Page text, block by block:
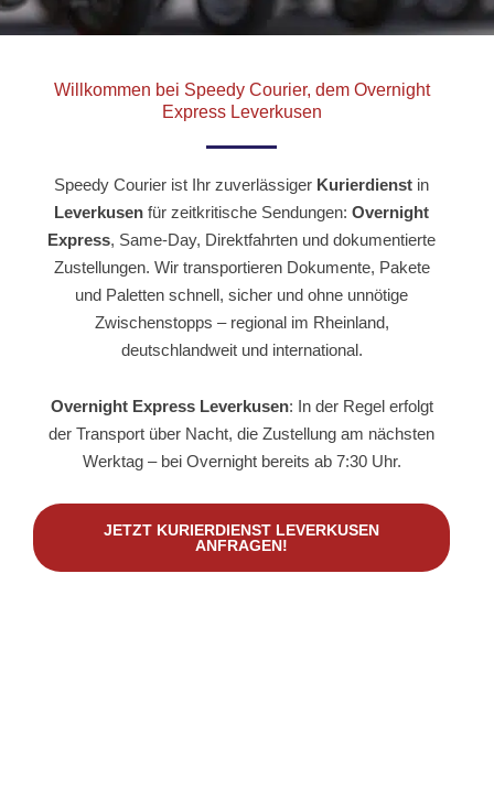
-
r
m
Willkommen bei Speedy Courier, dem Overnight
Express Leverkusen
Speedy Courier ist Ihr zuverlässiger Kurierdienst in
Leverkusen für zeitkritische Sendungen: Overnight
Express, Same-Day, Direktfahrten und dokumentierte
Zustellungen. Wir transportieren Dokumente, Pakete
und Paletten schnell, sicher und ohne unnötige
Zwischenstopps – regional im Rheinland,
deutschlandweit und international.
Overnight Express Leverkusen: In der Regel erfolgt
der Transport über Nacht, die Zustellung am nächsten
Werktag – bei Overnight bereits ab 7:30 Uhr.
JETZT KURIERDIENST LEVERKUSEN
ANFRAGEN!